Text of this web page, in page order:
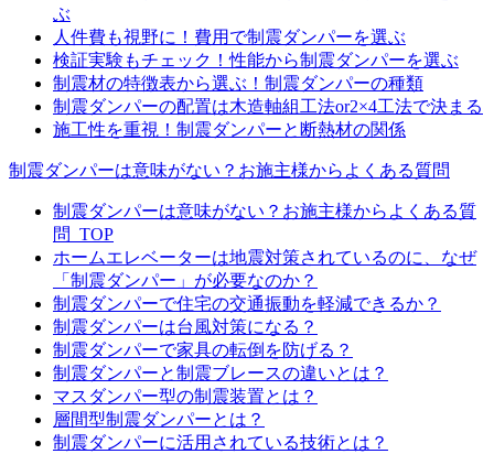
ぶ
人件費も視野に！費用で制震ダンパーを選ぶ
検証実験もチェック！性能から制震ダンパーを選ぶ
制震材の特徴表から選ぶ！制震ダンパーの種類
制震ダンパーの配置は木造軸組工法or2×4工法で決まる
施工性を重視！制震ダンパーと断熱材の関係
制震ダンパーは意味がない？お施主様からよくある質問
制震ダンパーは意味がない？お施主様からよくある質
問_TOP
ホームエレベーターは地震対策されているのに、なぜ
「制震ダンパー」が必要なのか？
制震ダンパーで住宅の交通振動を軽減できるか？
制震ダンパーは台風対策になる？
制震ダンパーで家具の転倒を防げる？
制震ダンパーと制震ブレースの違いとは？
マスダンパー型の制震装置とは？
層間型制震ダンパーとは？
制震ダンパーに活用されている技術とは？